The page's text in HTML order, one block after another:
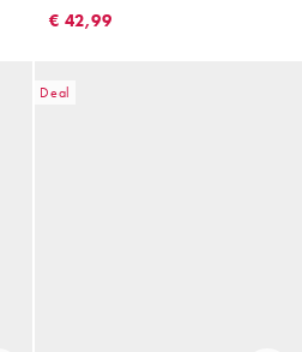
€ 42,99
Deal